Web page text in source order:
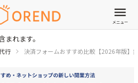
メニュー
れます。
行 決済フォームおすすめ比較【2026年版】